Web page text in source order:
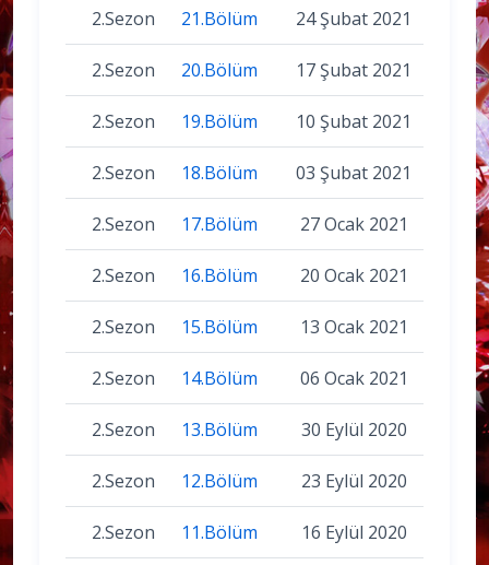
2.Sezon 21.Bölüm 24 Şubat 2021
2.Sezon 20.Bölüm 17 Şubat 2021
2.Sezon 19.Bölüm 10 Şubat 2021
2.Sezon 18.Bölüm 03 Şubat 2021
2.Sezon 17.Bölüm 27 Ocak 2021
2.Sezon 16.Bölüm 20 Ocak 2021
2.Sezon 15.Bölüm 13 Ocak 2021
2.Sezon 14.Bölüm 06 Ocak 2021
2.Sezon 13.Bölüm 30 Eylül 2020
2.Sezon 12.Bölüm 23 Eylül 2020
2.Sezon 11.Bölüm 16 Eylül 2020